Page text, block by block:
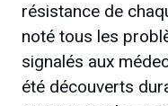
résistance de
noté tous les
signalés aux
été découverts